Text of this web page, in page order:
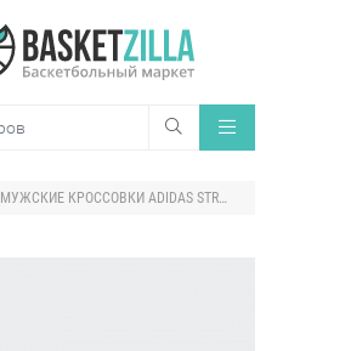
МУЖСКИЕ КРОССОВКИ ADIDAS STREETSPIRIT 2.0